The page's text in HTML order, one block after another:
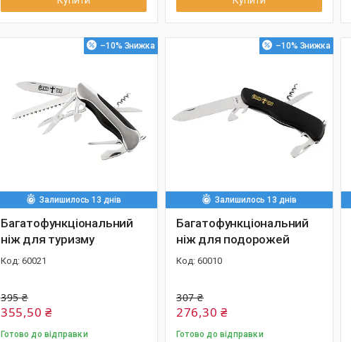
–10%
Залишилось 13 днів
Багатофункціональний
ніж для туризму
60021
395 ₴
355,50 ₴
Готово до відправки
–10%
Залишилось 13 днів
Багатофункціональний
ніж для подорожей
60010
307 ₴
276,30 ₴
Готово до відправки